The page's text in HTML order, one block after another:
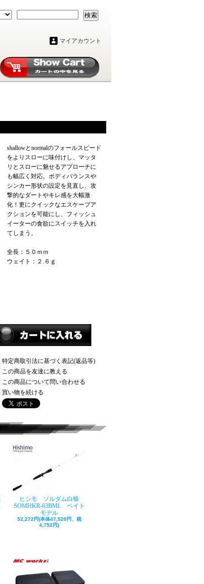
検索
マイアカウント
shallowとnormalのフォールスピード
をよりスローに味付けし、マッタ
リとスローに魅せるアプローチに
も幅広く対応。ボディバランスや
シンカー形状の設定を見直し、攻
撃的なダートやキレ感を大幅激
化！更にクイックなエスケープア
クションを可能にし、フィッシュ
イーターの食欲にスイッチを入れ
てしまう。
全長：５０ｍｍ
ウェイト：２.６ｇ
特定商取引法に基づく表記(返品等)
この商品を友達に教える
この商品について問い合わせる
買い物を続ける
ヒシモ ソルダム白狼
SOMHKR-63BML ベイト
モデル
52,272円(本体47,520円、税
4,752円)